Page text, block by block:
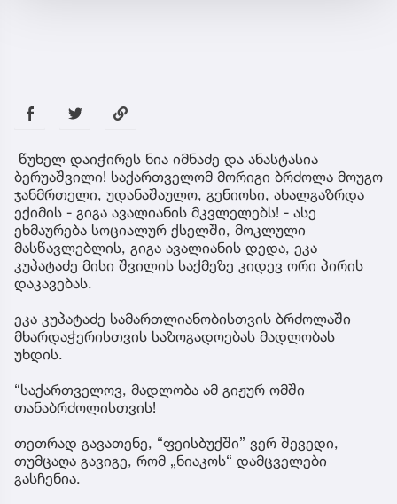
წუხელ დაიჭირეს ნია იმნაძე და ანასტასია
ბერუაშვილი! საქართველომ მორიგი ბრძოლა მოუგო
ჯანმრთელი, უდანაშაულო, გენიოსი, ახალგაზრდა
ექიმის - გიგა ავალიანის მკვლელებს! - ასე
ეხმაურება სოციალურ ქსელში, მოკლული
მასწავლებლის, გიგა ავალიანის დედა, ეკა
კუპატაძე მისი შვილის საქმეზე კიდევ ორი პირის
დაკავებას.
ეკა კუპატაძე სამართლიანობისთვის ბრძოლაში
მხარდაჭერისთვის საზოგადოებას მადლობას
უხდის.
“საქართველოვ, მადლობა ამ გიჟურ ომში
თანაბრძოლისთვის!
თეთრად გავათენე, “ფეისბუქში” ვერ შევედი,
თუმცაღა გავიგე, რომ „ნიაკოს“ დამცველები
გასჩენია.